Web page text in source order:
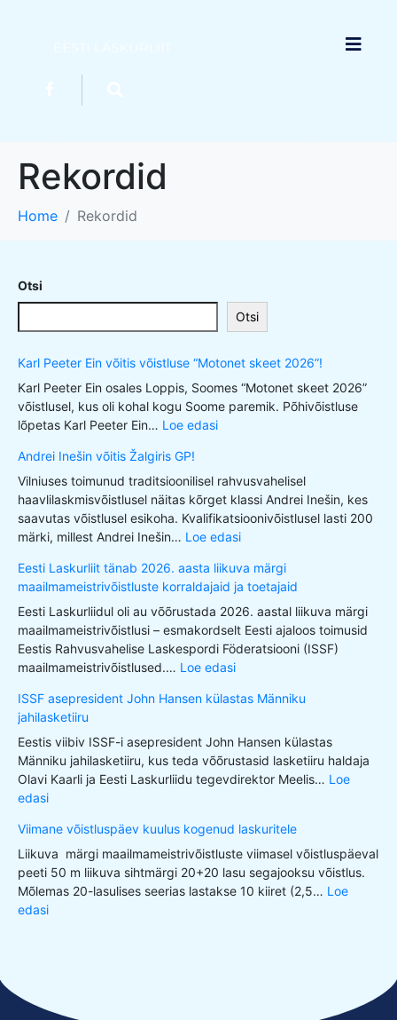
Rekordid
Home Rekordid
Otsi
Otsi
Karl Peeter Ein võitis võistluse “Motonet skeet 2026”!
Karl Peeter Ein osales Loppis, Soomes “Motonet skeet 2026”
võistlusel, kus oli kohal kogu Soome paremik. Põhivõistluse
lõpetas Karl Peeter Ein… Loe edasi
Andrei Inešin võitis Žalgiris GP!
Vilniuses toimunud traditsioonilisel rahvusvahelisel
haavlilaskmisvõistlusel näitas kõrget klassi Andrei Inešin, kes
saavutas võistlusel esikoha. Kvalifikatsioonivõistlusel lasti 200
märki, millest Andrei Inešin… Loe edasi
Eesti Laskurliit tänab 2026. aasta liikuva märgi
maailmameistrivõistluste korraldajaid ja toetajaid
Eesti Laskurliidul oli au võõrustada 2026. aastal liikuva märgi
maailmameistrivõistlusi – esmakordselt Eesti ajaloos toimusid
Eestis Rahvusvahelise Laskespordi Föderatsiooni (ISSF)
maailmameistrivõistlused.… Loe edasi
ISSF asepresident John Hansen külastas Männiku
jahilasketiiru
Eestis viibiv ISSF-i asepresident John Hansen külastas
Männiku jahilasketiiru, kus teda võõrustasid lasketiiru haldaja
Olavi Kaarli ja Eesti Laskurliidu tegevdirektor Meelis… Loe
edasi
Viimane võistluspäev kuulus kogenud laskuritele
Liikuva märgi maailmameistrivõistluste viimasel võistluspäeval
peeti 50 m liikuva sihtmärgi 20+20 lasu segajooksu võistlus.
Mõlemas 20-lasulises seerias lastakse 10 kiiret (2,5… Loe
edasi